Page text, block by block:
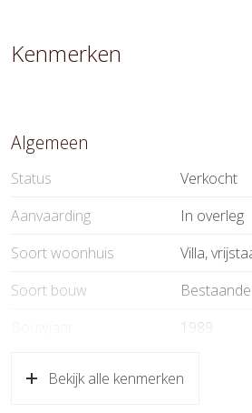
Kenmerken
Algemeen
Status
Verkocht
Aanvaarding
In overleg
Soort woonhuis
Villa,
Soort bouw
1989
Bekijk alle kenmerken